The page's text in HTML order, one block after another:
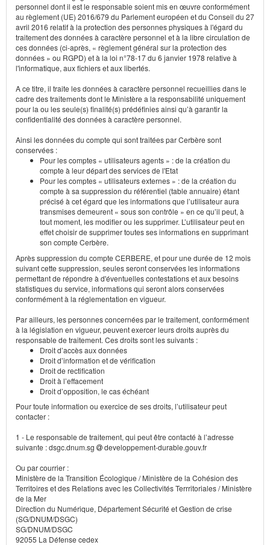
personnel dont il est le responsable soient mis en œuvre conformément
au règlement (UE) 2016/679 du Parlement européen et du Conseil du 27
avril 2016 relatif à la protection des personnes physiques à l'égard du
traitement des données à caractère personnel et à la libre circulation de
ces données (ci-après, « règlement général sur la protection des
données » ou RGPD) et à la loi n°78-17 du 6 janvier 1978 relative à
l'informatique, aux fichiers et aux libertés.
A ce titre, il traite les données à caractère personnel recueillies dans le
cadre des traitements dont le Ministère a la responsabilité uniquement
pour la ou les seule(s) finalité(s) prédéfinies ainsi qu’à garantir la
confidentialité des données à caractère personnel.
Ainsi les données du compte qui sont traitées par Cerbère sont
conservées :
Pour les comptes « utilisateurs agents » : de la création du
compte à leur départ des services de l'Etat
Pour les comptes « utilisateurs externes » : de la création du
compte à sa suppression du référentiel (table annuaire) étant
précisé à cet égard que les informations que l’utilisateur aura
transmises demeurent « sous son contrôle » en ce qu’il peut, à
tout moment, les modifier ou les supprimer. L’utilisateur peut en
effet choisir de supprimer toutes ses informations en supprimant
son compte Cerbère.
Après suppression du compte CERBERE, et pour une durée de 12 mois
suivant cette suppression, seules seront conservées les informations
permettant de répondre à d'éventuelles contestations et aux besoins
statistiques du service, informations qui seront alors conservées
conformément à la réglementation en vigueur.
Par ailleurs, les personnes concernées par le traitement, conformément
à la législation en vigueur, peuvent exercer leurs droits auprès du
responsable de traitement. Ces droits sont les suivants :
Droit d’accès aux données
Droit d’information et de vérification
Droit de rectification
Droit à l’effacement
Droit d’opposition, le cas échéant
Pour toute information ou exercice de ses droits, l’utilisateur peut
contacter :
1 - Le responsable de traitement, qui peut être contacté à l’adresse
suivante : dsgc.dnum.sg
developpement-durable.gouv.fr
Ou par courrier :
Ministère de la Transition Écologique / Ministère de la Cohésion des
Territoires et des Relations avec les Collectivités Terrritoriales / Ministère
de la Mer
Direction du Numérique, Département Sécurité et Gestion de crise
(SG/DNUM/DSGC)
SG/DNUM/DSGC
92055 La Défense cedex